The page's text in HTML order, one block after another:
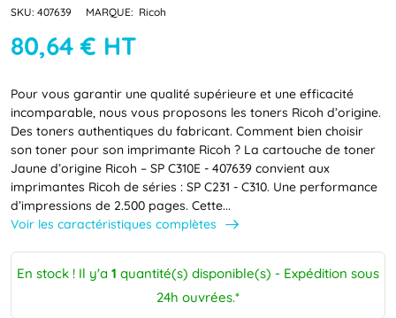
SKU: 407639 MARQUE: Ricoh
80,64 € HT
Pour vous garantir une qualité supérieure et une efficacité
incomparable, nous vous proposons les toners Ricoh d’origine.
Des toners authentiques du fabricant. Comment bien choisir
son toner pour son imprimante Ricoh ? La cartouche de toner
Jaune d’origine Ricoh – SP C310E - 407639 convient aux
imprimantes Ricoh de séries : SP C231 - C310. Une performance
d’impressions de 2.500 pages. Cette...
Voir les caractéristiques complètes
En stock ! Il y'a 1 quantité(s) disponible(s) - Expédition sous
24h ouvrées.*